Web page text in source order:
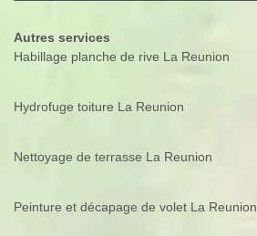
Autres services
Habillage planche de rive La Reunion
Hydrofuge toiture La Reunion
Nettoyage de terrasse La Reunion
Peinture et décapage de volet La Reunion